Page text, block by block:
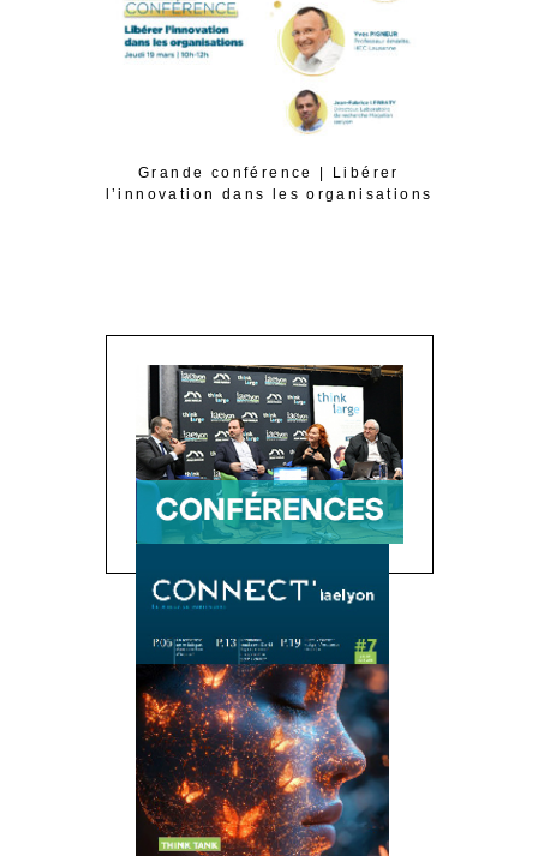
Grande conférence | Libérer
l’innovation dans les organisations